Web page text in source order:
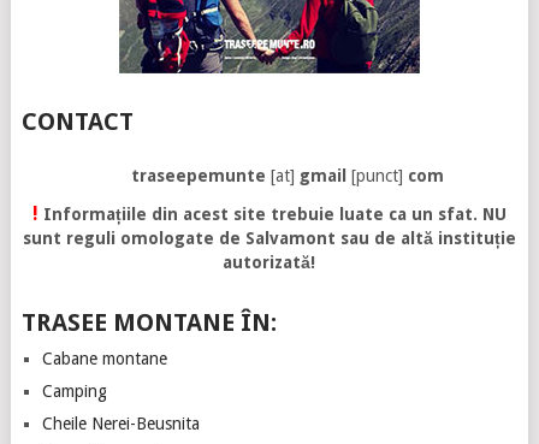
CONTACT
traseepemunte [at] gmail [punct] com
! Informațiile din acest site trebuie luate ca un sfat. NU
sunt reguli omologate de Salvamont sau de altă instituție
autorizată!
TRASEE MONTANE ÎN:
Cabane montane
Camping
Cheile Nerei-Beusnita